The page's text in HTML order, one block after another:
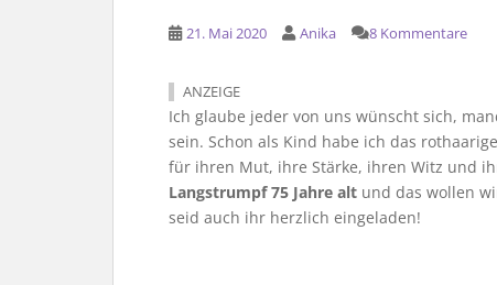
21. Mai 2020 Anika 8 Kommentare
ANZEIGE
Ich glaube jeder von uns wünscht sich,
sein. Schon als Kind habe ich das
für ihren Mut, ihre Stärke, ihren Witz und
Langstrumpf 75 Jahre alt und das wollen
seid auch ihr herzlich eingeladen!